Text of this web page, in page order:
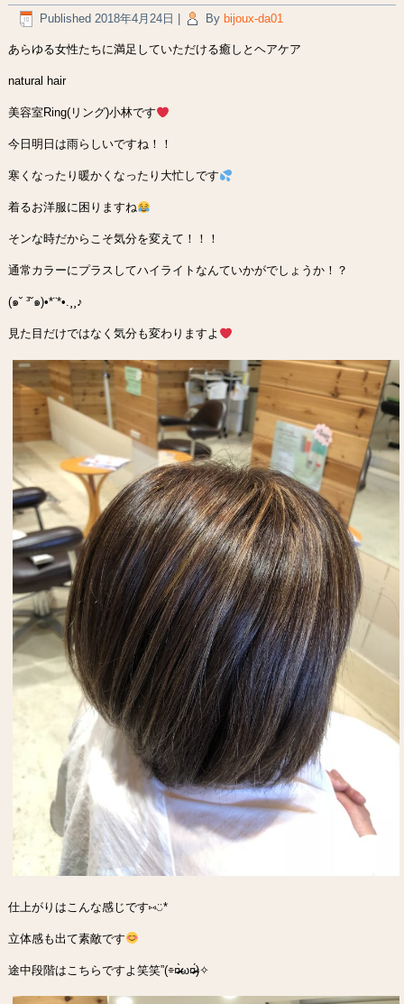
Published 2018年4月24日 By bijoux-da01
あらゆる女性たちに満足していただける癒しとヘアケア
natural hair
美容室Ring(リング)小林です
今日明日は雨らしいですね！！
寒くなったり暖かくなったり大忙しです
着るお洋服に困りますね
そンな時だからこそ気分を変えて！！！
通常カラーにプラスしてハイライトなんていかがでしょうか！？
(๑˘ ³˘๑)•*¨*•.¸¸♪︎
見た目だけではなく気分も変わりますよ
仕上がりはこんな感じです⑅︎◡̈︎*
立体感も出て素敵です
途中段階はこちらですよ笑笑”(⌯︎¤̴̶̷̀ω¤̴̶̷́)✧︎